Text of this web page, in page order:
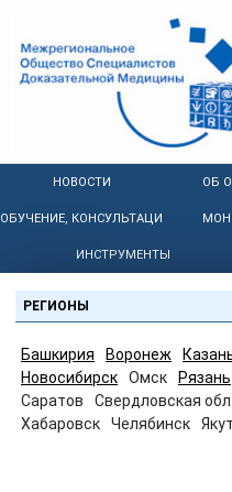
НОВОСТИ ОБ
ОБУЧЕНИЕ, КОНСУЛЬТАЦИИ
ИНСТРУМЕНТЫ
РЕГИОНЫ
Башкирия Воронеж
Новосибирск
Омск Рязань
Саратов
Свердловская обл.
Хабаровск
Челябинск